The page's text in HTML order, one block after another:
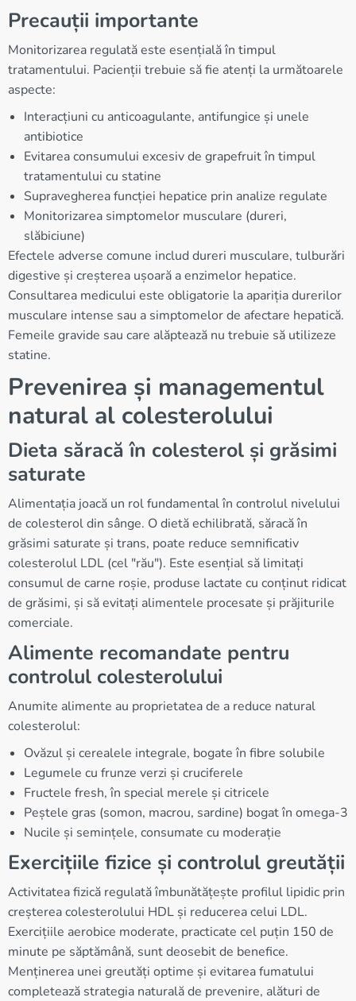
Precauții importante
Monitorizarea regulată este esențială în timpul
tratamentului. Pacienții trebuie să fie atenți la următoarele
aspecte:
Interacțiuni cu anticoagulante, antifungice și unele
antibiotice
Evitarea consumului excesiv de grapefruit în timpul
tratamentului cu statine
Supravegherea funcției hepatice prin analize regulate
Monitorizarea simptomelor musculare (dureri,
slăbiciune)
Efectele adverse comune includ dureri musculare, tulburări
digestive și creșterea ușoară a enzimelor hepatice.
Consultarea medicului este obligatorie la apariția durerilor
musculare intense sau a simptomelor de afectare hepatică.
Femeile gravide sau care alăptează nu trebuie să utilizeze
statine.
Prevenirea și managementul
natural al colesterolului
Dieta săracă în colesterol și grăsimi
saturate
Alimentația joacă un rol fundamental în controlul nivelului
de colesterol din sânge. O dietă echilibrată, săracă în
grăsimi saturate și trans, poate reduce semnificativ
colesterolul LDL (cel "rău"). Este esențial să limitați
consumul de carne roșie, produse lactate cu conținut ridicat
de grăsimi, și să evitați alimentele procesate și prăjiturile
comerciale.
Alimente recomandate pentru
controlul colesterolului
Anumite alimente au proprietatea de a reduce natural
colesterolul:
Ovăzul și cerealele integrale, bogate în fibre solubile
Legumele cu frunze verzi și cruciferele
Fructele fresh, în special merele și citricele
Peștele gras (somon, macrou, sardine) bogat în omega-3
Nucile și semințele, consumate cu moderație
Exercițiile fizice și controlul greutății
Activitatea fizică regulată îmbunătățește profilul lipidic prin
creșterea colesterolului HDL și reducerea celui LDL.
Exercițiile aerobice moderate, practicate cel puțin 150 de
minute pe săptămână, sunt deosebit de benefice.
Menținerea unei greutăți optime și evitarea fumatului
completează strategia naturală de prevenire, alături de